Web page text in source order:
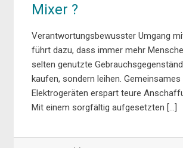
Mixer ?
Verantwortungsbewusster Umgang
führt dazu, dass immer mehr
selten genutzte
kaufen, sondern leihen.
Elektrogeräten erspart teure
Mit einem sorgfältig aufgesetzten […]